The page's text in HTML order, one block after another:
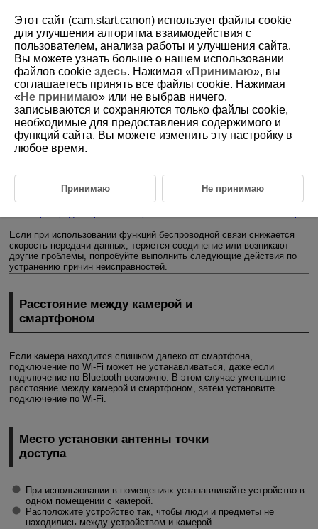
D388-196
Меры предосторожности в
отношении беспроводной связи
Расстояние между камерой и смартфоном
Расположение вблизи электронных устройств
Если при использовании функций беспроводной связи снижается
скорость передачи данных, теряется соединение или возникают
другие проблемы, попробуйте выполнить следующие действия по
устранению причин неисправностей.
Расстояние между камерой и
смартфоном
Если камера находится слишком далеко от смартфона,
подключение по Wi-Fi может не устанавливаться, даже если
подключение по Bluetooth возможно. В этом случае уменьшите
расстояние между камерой и смартфоном, затем установите
подключение по Wi-Fi
Место установки антенны точки
доступа
При использовании в помещениях устанавливайте устройство в
одном помещении с камерой.
Расположите устройство так, чтобы люди и предметы не
находились между устройством и камерой.
Этот сайт (cam.start.canon) использует файлы cookie
для улучшения алгоритма взаимодействия с
пользователем, анализа работы и улучшения сайта.
Вы можете узнать больше о нашем использовании
файлов cookie здесь. Нажимая «Принимаю», вы
соглашаетесь принять все файлы cookie. Нажимая
«Не принимаю» или не выбрав ничего,
записываются и сохраняются только файлы cookie,
необходимые для предоставления содержимого и
функций сайта. Вы можете изменить эту настройку в
любое время.
Принимаю Не принимаю